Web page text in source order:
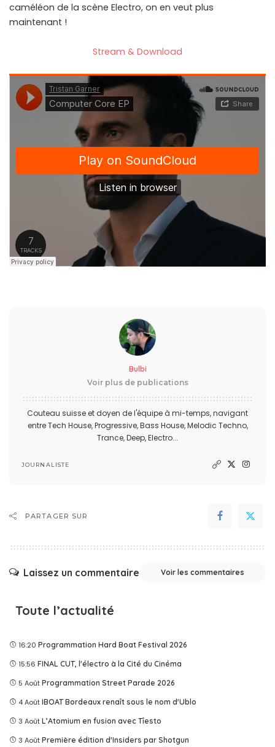
caméléon de la scène Electro, on en veut plus
maintenant !
Stream & Download
Bulbi
Voir plus de publications
Couteau suisse et doyen de l'équipe à mi-temps, navigant
entre Tech House, Progressive, Bass House, Melodic Techno,
Trance, Deep, Electro...
JOURNALISTE
PARTAGER SUR
Laissez un commentaire Voir les commentaires
Toute l’actualité
16:20 Programmation Hard Boat Festival 2026
15:56 FINAL CUT, l'électro à la Cité du Cinéma
5 Août Programmation Street Parade 2026
4 Août IBOAT Bordeaux renaît sous le nom d'Ublo
3 Août L’Atomium en fusion avec Tîesto
3 Août Première édition d'Insiders par Shotgun